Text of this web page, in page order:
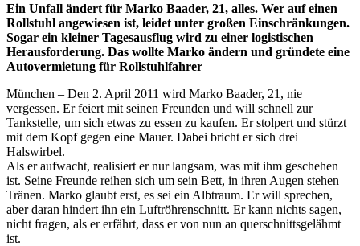
Ein Unfall ändert für Marko Baader, 21, alles. Wer auf einen
Rollstuhl angewiesen ist, leidet unter großen Einschränkungen.
Sogar ein kleiner Tagesausflug wird zu einer logistischen
Herausforderung. Das wollte Marko ändern und gründete eine
Autovermietung für Rollstuhlfahrer
München – Den 2. April 2011 wird Marko Baader, 21, nie
vergessen. Er feiert mit seinen Freunden und will schnell zur
Tankstelle, um sich etwas zu essen zu kaufen. Er stolpert und stürzt
mit dem Kopf gegen eine Mauer. Dabei bricht er sich drei
Halswirbel.
Als er aufwacht, realisiert er nur langsam, was mit ihm geschehen
ist. Seine Freunde reihen sich um sein Bett, in ihren Augen stehen
Tränen. Marko glaubt erst, es sei ein Albtraum. Er will sprechen,
aber daran hindert ihn ein Luftröhrenschnitt. Er kann nichts sagen,
nicht fragen, als er erfährt, dass er von nun an querschnittsgelähmt
ist.